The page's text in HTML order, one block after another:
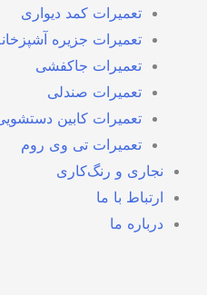
تعمیرات کمد دیواری
تعمیرات جزیره آشپزخانه
تعمیرات جاکفشی
تعمیرات صندلی
تعمیرات کابین دستشویی
تعمیرات تی وی روم
نجاری و رنگ‌کاری
ارتباط با ما
درباره ما